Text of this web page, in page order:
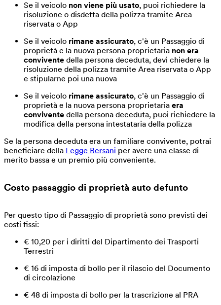
Se il veicolo non viene più usato, puoi richiedere la
risoluzione o disdetta della polizza tramite Area
riservata o App
Se il veicolo rimane assicurato, c'è un Passaggio di
proprietà e la nuova persona proprietaria non era
convivente della persona deceduta, devi chiedere la
risoluzione della polizza tramite Area riservata o App
e stipularne poi una nuova
Se il veicolo rimane assicurato, c'è un Passaggio di
proprietà e la nuova persona proprietaria era
convivente della persona deceduta, puoi richiedere la
modifica della persona intestataria della polizza
Se la persona deceduta era un familiare convivente, potrai
beneficiare della Legge Bersani per avere una classe di
merito bassa e un premio più conveniente.
Costo passaggio di proprietà auto defunto
Per questo tipo di Passaggio di proprietà sono previsti dei
costi fissi:
€ 10,20 per i diritti del Dipartimento dei Trasporti
Terrestri
€ 16 di imposta di bollo per il rilascio del Documento
di circolazione
€ 48 di imposta di bollo per la trascrizione al PRA